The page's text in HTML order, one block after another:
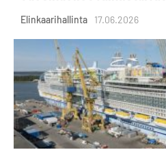
Elinkaarihallinta 17.06.2026